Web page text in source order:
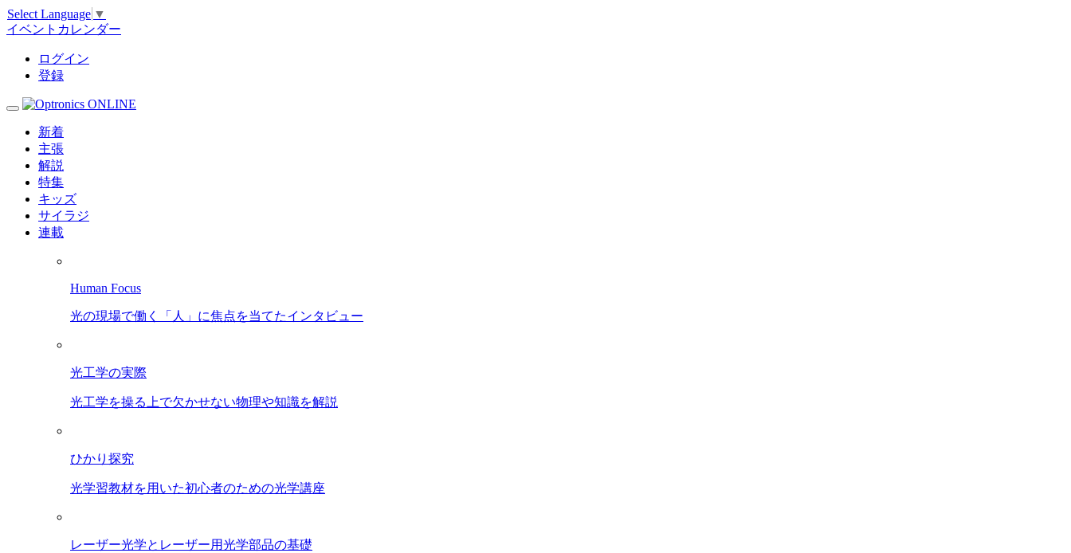
Select Language ▼
イベントカレンダー
ログイン
登録
新着
主張
解説
特集
キッズ
サイラジ
連載
Human Focus
光の現場で働く「人」に焦点を当てたインタビュー
光工学の実際
光工学を操る上で欠かせない物理や知識を解説
ひかり探究
光学習教材を用いた初心者のための光学講座
レーザー光学とレーザー用光学部品の基礎